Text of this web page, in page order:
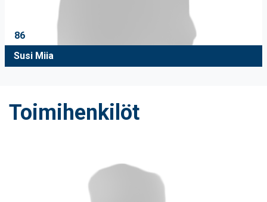
86
Susi Miia
Toimihenkilöt